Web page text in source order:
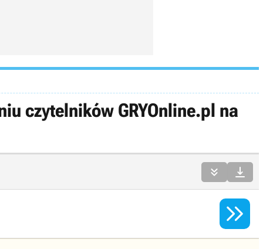
czytelników GRYOnline.pl na
 
